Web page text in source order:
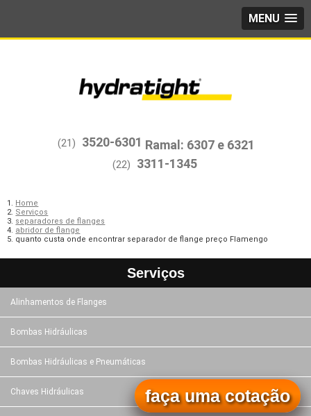
MENU
(21) 3520-6301
(22) 3311-1345
Home
Serviços
separadores de flanges
abridor de flange
quanto custa onde encontrar separador de flange preço Flamengo
Serviços
Alinhamentos de Flanges
Bombas Hidráulicas
Bombas Hidráulicas e Pneumáticas
Chaves Hidráulicas faça uma cotação